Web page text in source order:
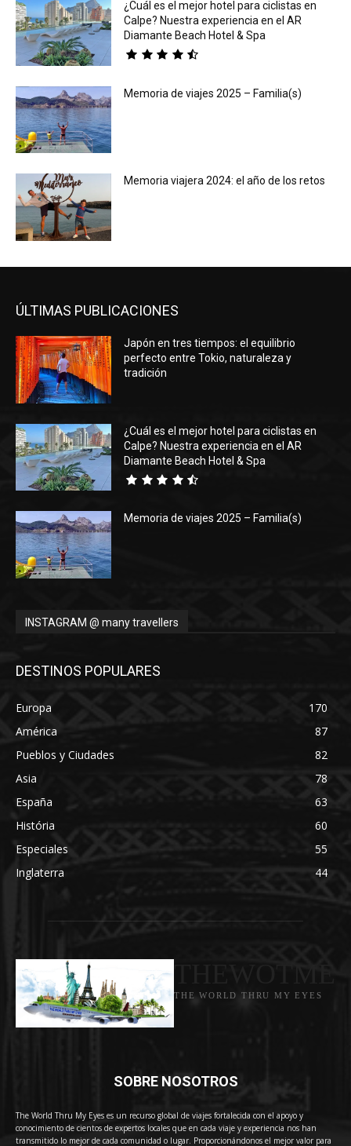
¿Cuál es el mejor hotel para ciclistas en
Calpe? Nuestra experiencia en el AR
Diamante Beach Hotel & Spa
Memoria de viajes 2025 – Familia(s)
Memoria viajera 2024: el año de los retos
ÚLTIMAS PUBLICACIONES
Japón en tres tiempos: el equilibrio
perfecto entre Tokio, naturaleza y
tradición
¿Cuál es el mejor hotel para ciclistas en
Calpe? Nuestra experiencia en el AR
Diamante Beach Hotel & Spa
Memoria de viajes 2025 – Familia(s)
INSTAGRAM @ many travellers
DESTINOS POPULARES
Europa
170
América
87
Pueblos y Ciudades
82
Asia
78
España
63
História
60
Especiales
55
Inglaterra
44
THE WORLD THRU MY EYES
SOBRE NOSOTROS
The World Thru My Eyes es un recurso global de viajes fortalecida con el apoyo y
conocimiento de cientos de expertos locales que en cada viaje y experiencia nos han
transmitido lo mejor de cada comunidad o lugar. Proporcionándonos el mejor valor para